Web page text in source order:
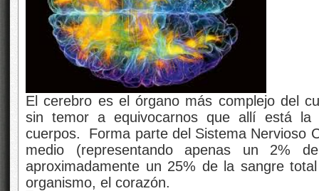
El cerebro es el órgano más complejo del
sin temor a equivocarnos que allí está la
cuerpos. Forma parte del Sistema Nervioso
medio (representando apenas un 2%
aproximadamente un 25% de la sangre
organismo, el corazón.